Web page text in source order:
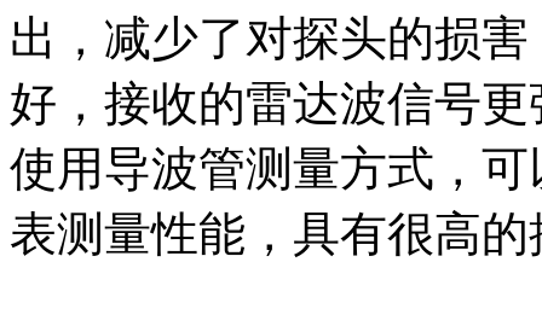
出，减少了对探头的损
好，接收的雷达波信号
使用导波管测量方式，
表测量性能，具有很高